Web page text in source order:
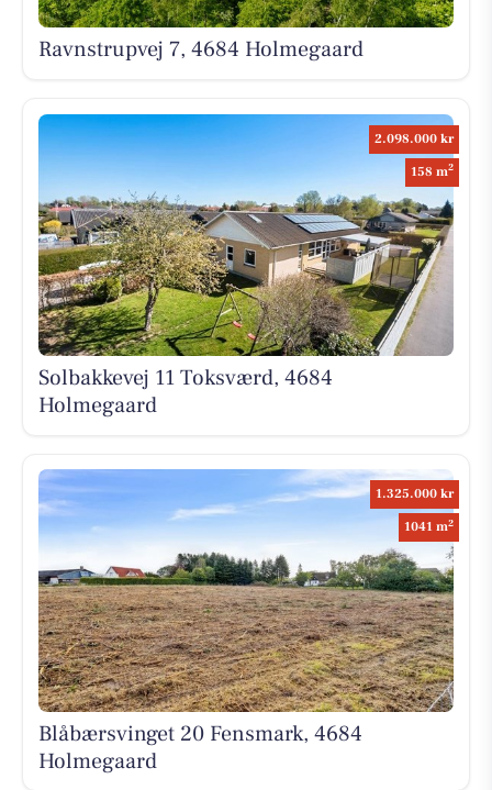
Ravnstrupvej 7, 4684 Holmegaard
2.098.000 kr
158 m2
Solbakkevej 11 Toksværd, 4684
Holmegaard
1.325.000 kr
1041 m2
Blåbærsvinget 20 Fensmark, 4684
Holmegaard